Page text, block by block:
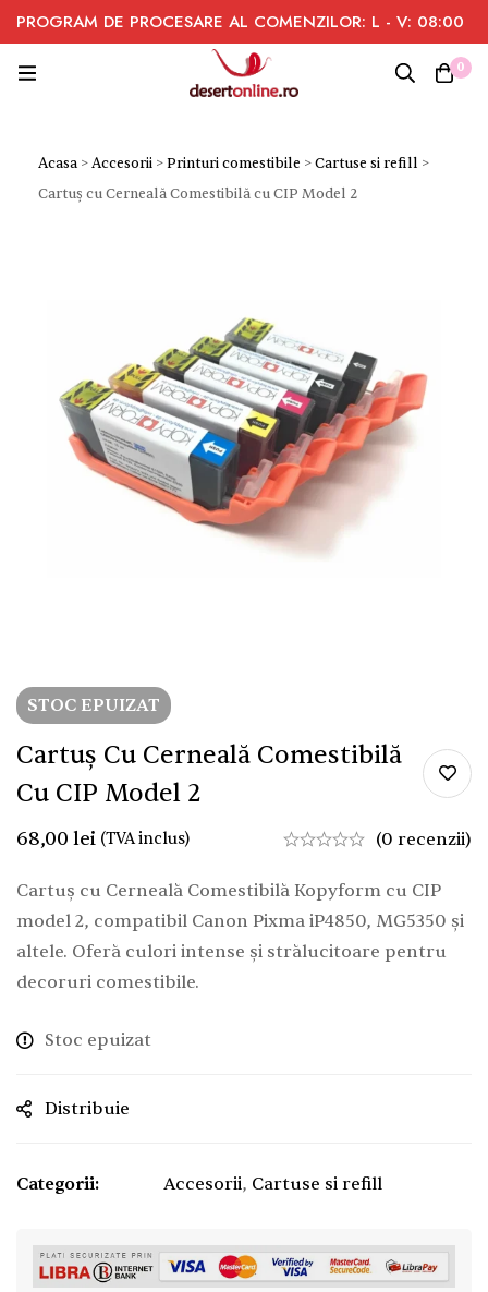
PROGRAM DE PROCESARE AL COMENZILOR: L - V: 08:00
- 16:00
0
Acasa >Accesorii >Printuri comestibile >Cartuse si refill >
Cartuș cu Cerneală Comestibilă cu CIP Model 2
STOC EPUIZAT
Cartuș Cu Cerneală Comestibilă
Cu CIP Model 2
68,00 lei (TVA inclus) (0 recenzii)
Cartuș cu Cerneală Comestibilă Kopyform cu CIP
model 2, compatibil Canon Pixma iP4850, MG5350 și
altele. Oferă culori intense și strălucitoare pentru
decoruri comestibile.
Stoc epuizat
Distribuie
Categorii: Accesorii, Cartuse si refill